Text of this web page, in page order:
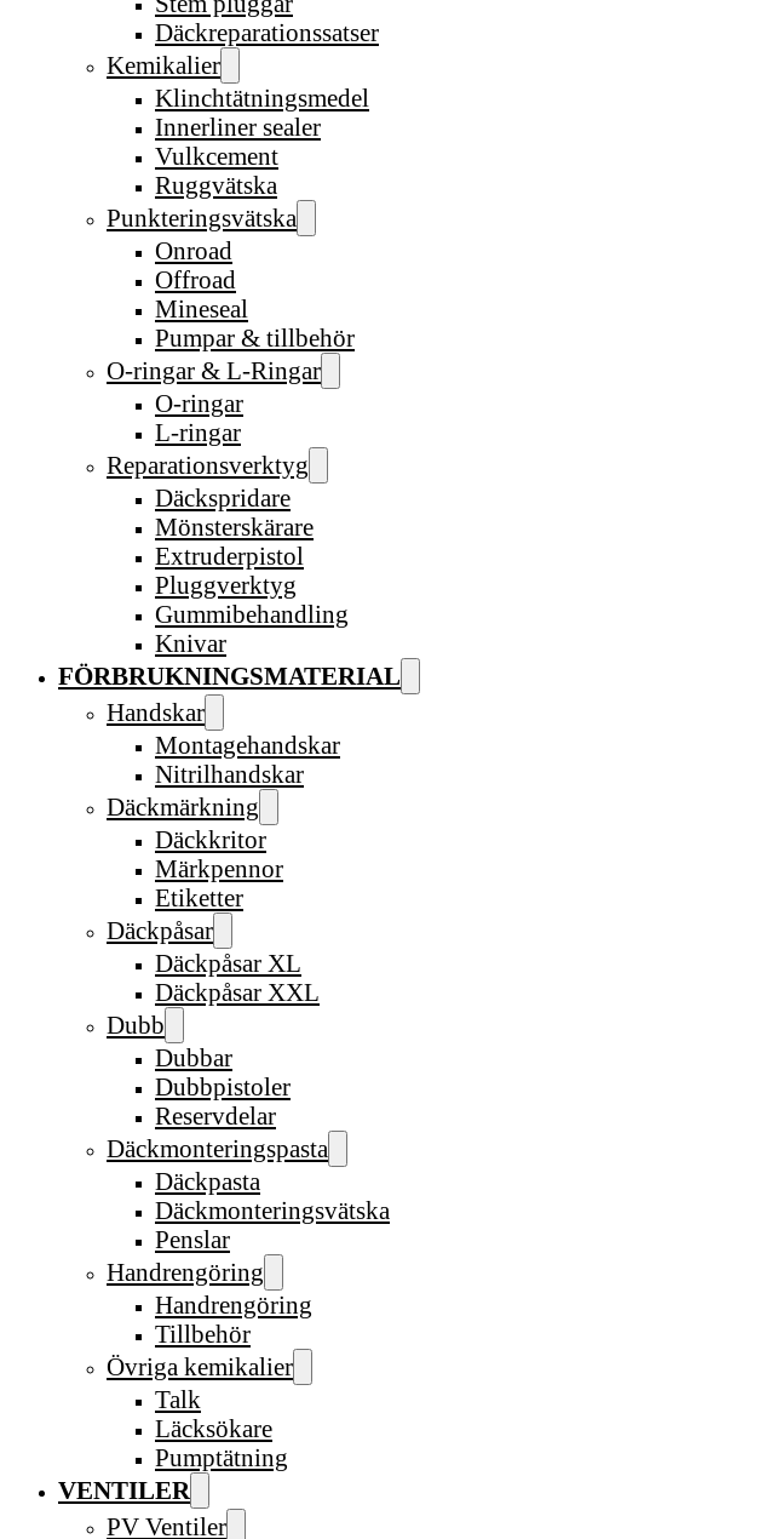
Däckreparationssatser
Kemikalier
Klinchtätningsmedel
Innerliner sealer
Vulkcement
Ruggvätska
Punkteringsvätska
Onroad
Offroad
Mineseal
Pumpar & tillbehör
O-ringar & L-Ringar
O-ringar
L-ringar
Reparationsverktyg
Däckspridare
Mönsterskärare
Extruderpistol
Pluggverktyg
Gummibehandling
Knivar
FÖRBRUKNINGSMATERIAL
Handskar
Montagehandskar
Nitrilhandskar
Däckmärkning
Däckkritor
Märkpennor
Etiketter
Däckpåsar
Däckpåsar XL
Däckpåsar XXL
Dubb
Dubbar
Dubbpistoler
Reservdelar
Däckmonteringspasta
Däckpasta
Däckmonteringsvätska
Penslar
Handrengöring
Handrengöring
Tillbehör
Övriga kemikalier
Talk
Läcksökare
Pumptätning
VENTILER
PV Ventiler